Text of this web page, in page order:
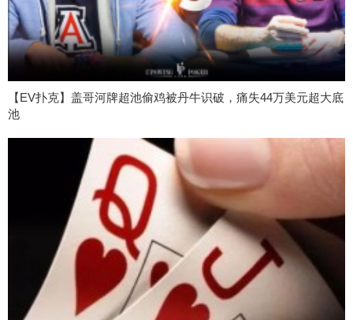
【EV扑克】盖哥河牌超池偷鸡被丹牛识破，痛失44万美元超大底
池